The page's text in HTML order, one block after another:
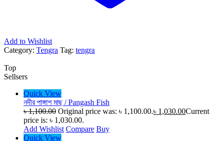
Add to Wishlist
Category: Tengra Tag: tengra
Top
Sellsers
Quick View
নদীর পাঙ্গাশ মাছ / Pangash Fish
৳1,100.00 Original price was: ৳ 1,100.00.৳ 1,030.00Current
price is: ৳ 1,030.00.
Add Wishlist Compare Buy
Quick View